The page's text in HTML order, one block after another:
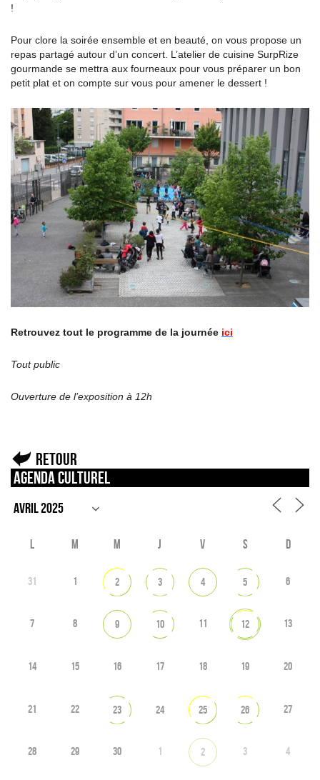
!
Pour clore la soirée ensemble et en beauté, on vous propose un
repas partagé autour d’un concert. L’atelier de cuisine SurpRize
gourmande se mettra aux fourneaux pour vous préparer un bon
petit plat et on compte sur vous pour amener le dessert !
Retrouvez tout le programme de la journée ici
Tout public
Ouverture de l’exposition à 12h
Retour
Agenda culturel
L M M J V S D
31 1 2 3 4 5 6
7 8 9 10 11 12 13
14 15 16 17 18 19 20
21 22 23 24 25 26 27
28 29 30 1 2 3 4